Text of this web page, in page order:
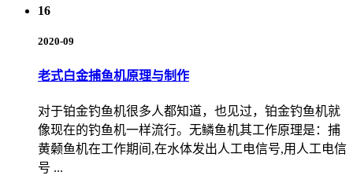
16
2020-09
老式白金捕鱼机原理与制作
对于铂金钓鱼机很多人都知道，也见过，铂金钓鱼机就
像现在的钓鱼机一样流行。无鳞鱼机其工作原理是：捕
黄颡鱼机在工作期间,在水体发出人工电信号,用人工电信
号 ...